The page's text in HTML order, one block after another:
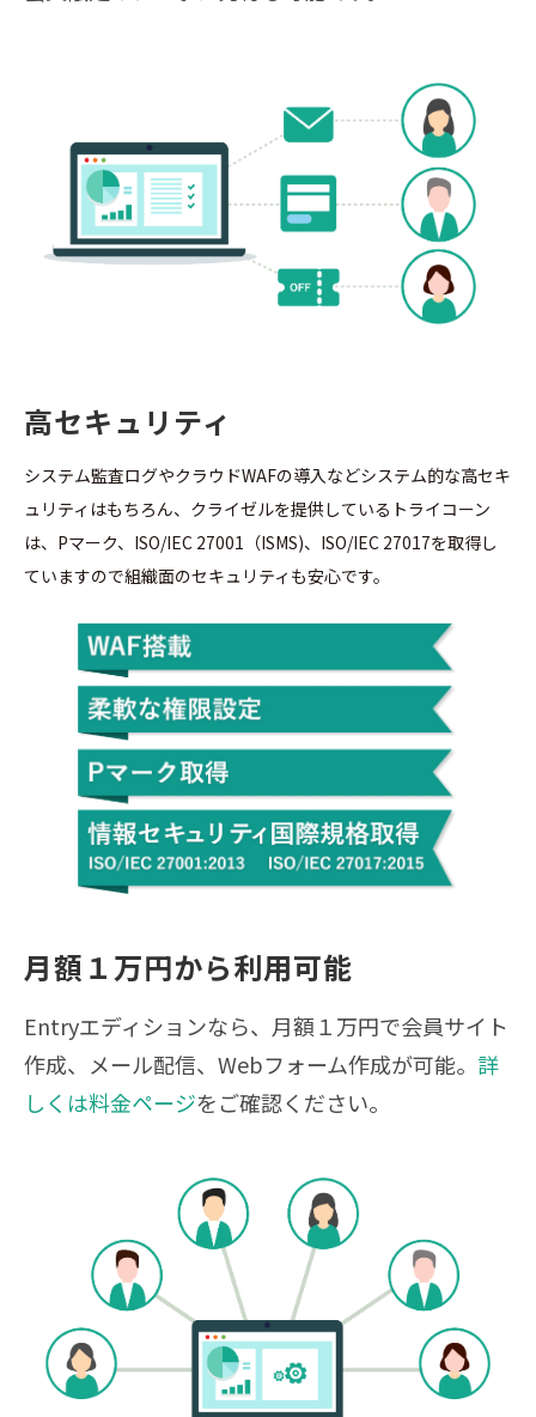
高セキュリティ
システム監査ログやクラウドWAFの導入などシステム的な高セキ
ュリティはもちろん、クライゼルを提供しているトライコーン
は、Pマーク、ISO/IEC 27001（ISMS)、ISO/IEC 27017を取得し
ていますので組織面のセキュリティも安心です。
月額１万円から利用可能
Entryエディションなら、月額１万円で会員サイト
作成、メール配信、Webフォーム作成が可能。 詳
しくは料金ページをご確認ください。